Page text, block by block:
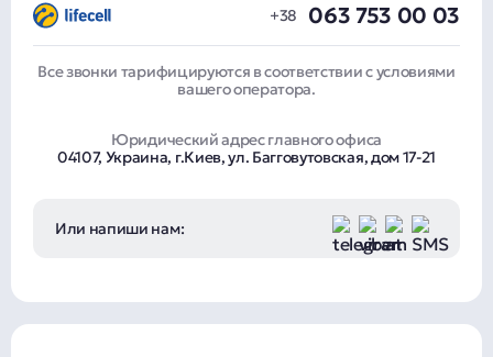
063 753 00 03
Все звонки тарифицируются в соответствии с условиями
вашего оператора.
Юридический адрес главного офиса
04107, Украина, г.Киев, ул. Багговутовская, дом 17-21
Или напиши нам: